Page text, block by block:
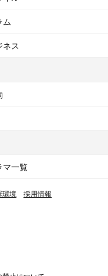
ム
ネス
マ一覧
環境 採用情報